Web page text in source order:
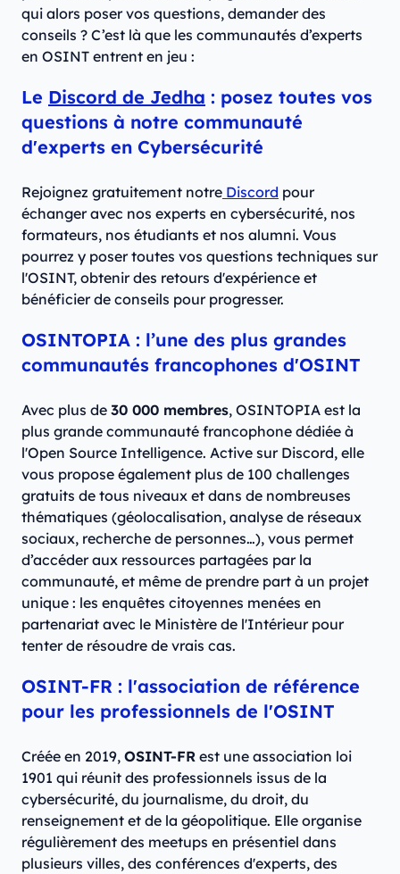
qui alors poser vos questions, demander des
conseils ? C’est là que les communautés d’experts
en OSINT entrent en jeu :
Le Discord de Jedha : posez toutes vos
questions à notre communauté
d'experts en Cybersécurité
Rejoignez gratuitement notre Discord pour
échanger avec nos experts en cybersécurité, nos
formateurs, nos étudiants et nos alumni. Vous
pourrez y poser toutes vos questions techniques sur
l'OSINT, obtenir des retours d'expérience et
bénéficier de conseils pour progresser.
OSINTOPIA : l’une des plus grandes
communautés francophones d'OSINT
Avec plus de 30 000 membres, OSINTOPIA est la
plus grande communauté francophone dédiée à
l'Open Source Intelligence. Active sur Discord, elle
vous propose également plus de 100 challenges
gratuits de tous niveaux et dans de nombreuses
thématiques (géolocalisation, analyse de réseaux
sociaux, recherche de personnes…), vous permet
d’accéder aux ressources partagées par la
communauté, et même de prendre part à un projet
unique : les enquêtes citoyennes menées en
partenariat avec le Ministère de l'Intérieur pour
tenter de résoudre de vrais cas.
OSINT-FR : l'association de référence
pour les professionnels de l'OSINT
Créée en 2019, OSINT-FR est une association loi
1901 qui réunit des professionnels issus de la
cybersécurité, du journalisme, du droit, du
renseignement et de la géopolitique. Elle organise
régulièrement des meetups en présentiel dans
plusieurs villes, des conférences d'experts, des